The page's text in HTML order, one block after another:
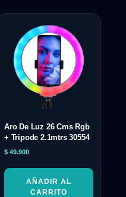
Aro De Luz 26 Cms Rgb
+ Tripode 2.1mtrs 30554
$ 49.900
AÑADIR AL
CARRITO